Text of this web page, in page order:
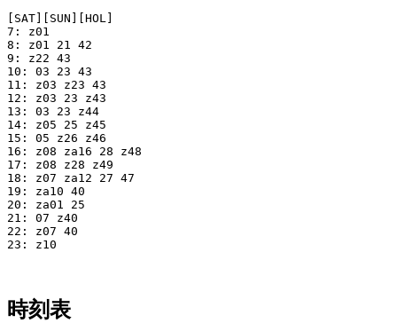
[SAT][SUN][HOL]
7: z01
8: z01 21 42
9: z22 43
10: 03 23 43
11: z03 z23 43
12: z03 23 z43
13: 03 23 z44
14: z05 25 z45
15: 05 z26 z46
16: z08 za16 28 z48
17: z08 z28 z49
18: z07 za12 27 47
19: za10 40
20: za01 25
21: 07 z40
22: z07 40
23: z10
時刻表